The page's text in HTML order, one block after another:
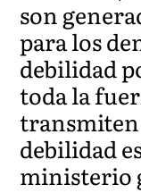
son
para los
debilidad
toda la
transmiten
debilidad
ministerio